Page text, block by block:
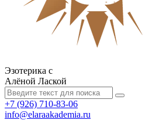
Эзотерика с
Алёной Лаской
+7 (926) 710-83-06
info@elaraakademia.ru